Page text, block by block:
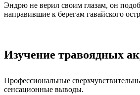
Эндрю не верил своим глазам, он
направившие к берегам гавайского
Изучение травоядных
Профессиональные
сенсационные выводы.